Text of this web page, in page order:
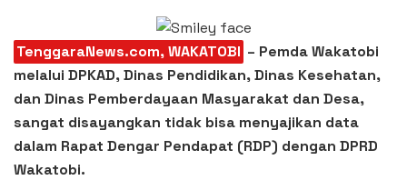
TenggaraNews.com, WAKATOBI – Pemda Wakatobi
melalui DPKAD, Dinas Pendidikan, Dinas Kesehatan,
dan Dinas Pemberdayaan Masyarakat dan Desa,
sangat disayangkan tidak bisa menyajikan data
dalam Rapat Dengar Pendapat (RDP) dengan DPRD
Wakatobi.